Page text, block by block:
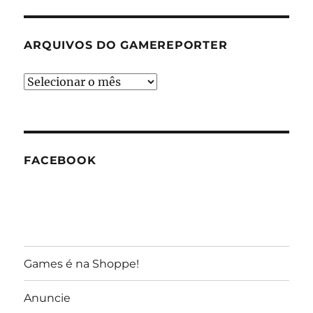
ARQUIVOS DO GAMEREPORTER
Arquivos
FACEBOOK
Games é na Shoppe!
Anuncie